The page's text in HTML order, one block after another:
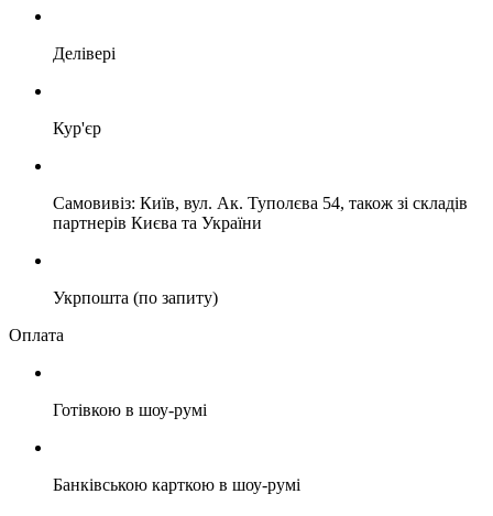
Делівері
Кур'єр
Самовивіз: Київ, вул. Ак. Туполєва 54, також зі складів
партнерів Києва та України
Укрпошта (по запиту)
Оплата
Готівкою в шоу-румі
Банківською карткою в шоу-румі